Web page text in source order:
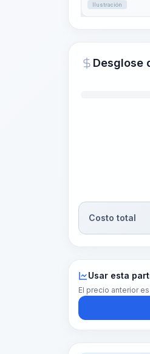
Ilustración
Desglose
Costo total
Usar esta
El precio anterior